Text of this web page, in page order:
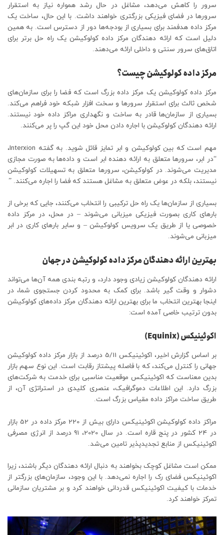
سرور را کاهش می‌دهد، مشاغل در حال رشد همواره نیاز به استقرار
سرورها در فضای فیزیکی بزرگتری خواهند داشت. با این حال، ساخت یک
مرکز داده هدفمند برای بسیاری از بودجه‌ها دور از دسترس است. به همین
دلیل است که ارائه دهندگان مرکز داده کولوکیشن یک راه حل برتر برای
اتاق‌های سرور سنتی و داخلی ارائه می‌دهند.
مرکز داده کولوکیشن چیست؟
مرکز داده کولوکیشن یک مرکز داده بزرگ است که فضا را برای سازمان‌های
شخص ثالث برای استقرار سرورها و سخت افزار شبکه خود فراهم می‌کند.
بسیاری از سازمان‌ها قادر به ساخت و نگهداری مراکز داده خود نیستند.
ارائه دهندگان کولوکیشن با اجاره دادن محل خود این گپ را پر می‌کنند.
مهم است که بین کولوکیشن و ابر تمایز قائل شوید. به گفته Interxion،
“در ابر، سرورها متعلق به ارائه دهنده ابر است و داده‌ها به صورت مجازی
مدیریت می‌شوند. در کولوکیشن، سرورها متعلق به تسهیلات کولوکیشن
نیستند، بلکه در عوض متعلق به مشاغل هستند که فضا را اجاره می‌کنند. ”
بسیاری از سازمان‌ها یک راه حل ترکیبی را انتخاب می‌کنند، جایی که برخی از
بارهای کاری بصورت فیزیکی میزبانی می‌شوند – در محل، در مرکز داده
خصوصی یا از طریق یک سرویس کولوکیشن – و سایر بارهای کاری در ابر
میزبانی می‌شوند.
بهترین ارائه دهندگان مرکز داده کولوکیشن در جهان
ارائه دهندگان کولوکیشن زیادی وجود دارد، و رتبه بندی همه آن‌ها می‌تواند
دشوار و وقت گیر باشد. برای کمک به محدود کردن جستجوی شما، در
اینجا بهترین انتخاب ما برای بهترین ارائه دهندگان مرکز داده‌های کولوکیشن
بدون ترتیب خاصی آمده است:
اکوئینیکس (Equinix)
بر اساس گزارش اخیر، اکوئینیکس 5/11 درصد از بازار مرکز داده کولوکیشن
جهانی را کنترل می‌کند، که با فاصله پیشتاز رقابت است. این نوع سهم بازار
بدین معناست که اکوئینیکس موقعیت مناسبی برای خدمت به شرکت‌های
بزرگ دارد. این اطلاعات دموگرافیک، عنصری کلیدی در استراتژی آن، از
طریق ساخت مراکز داده مقیاس بزرگ است.
مراکز داده کولوکیشن اکوئینیکس دارای بیش از 220 مرکز داده در 52 بازار
در 24 کشور در پنج قاره است. در سال 2020، 91 درصد از انرژی مصرفی
اکوئینیکس از منابع تجدیدپذیر تامین می‌شد.
ممکن است مشاغل کوچک بخواهند به دنبال ارائه دهندگان دیگر باشند، زیرا
اکوئینیکس فضای رک را اجاره نمی‌دهد. با این وجود، سازمان‌های بزرگتر از
خدمات با کیفیت اکوئینیکس قدردانی خواهند کرد و بر مشتریان سازمانی
تمرکز خواهند کرد.